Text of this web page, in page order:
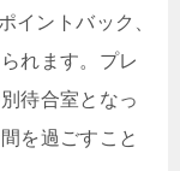
イントバック、
れます。プレ
待合室となっ
を過ごすこと